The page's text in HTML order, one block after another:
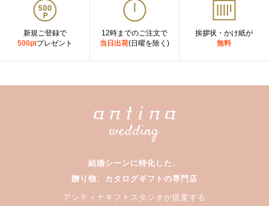
新規ご登録で
500ptプレゼント
12時までのご注文で
当日出荷(日曜を除く)
挨拶状・かけ紙が
無料
結婚シーンに特化した、
贈り物、カタログギフトの専門店
アンティナギフトスタジオが提案する